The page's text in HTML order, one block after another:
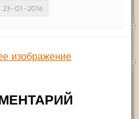
23-01-2016
изображение